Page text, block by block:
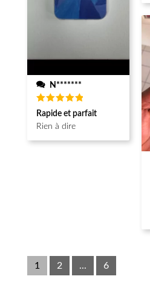
N*******
Note5
sur 5
Rapide et parfait
Rien à dire
1 2 ... 6